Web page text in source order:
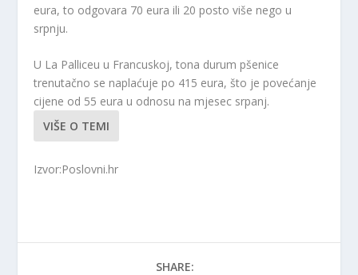
eura, to odgovara 70 eura ili 20 posto više nego u
srpnju.
U La Palliceu u Francuskoj, tona durum pšenice
trenutačno se naplaćuje po 415 eura, što je povećanje
cijene od 55 eura u odnosu na mjesec srpanj.
VIŠE O TEMI
Izvor:Poslovni.hr
SHARE: